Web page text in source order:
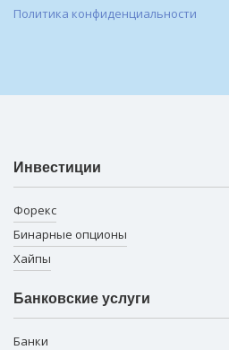
Политика конфиденциальности
Инвестиции
Форекс
Бинарные опционы
Хайпы
Банковские услуги
Банки